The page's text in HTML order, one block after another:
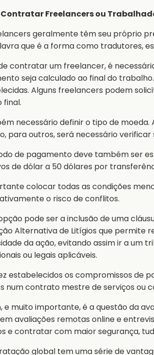
Freelancers ou
geralmente têm seu próprio
que é a forma como tradutores,
contratar um freelancer, é
seja calculado ao final do
Alguns freelancers podem
final.
necessário definir o tipo de
para outros, será necessário
de pagamento deve também ser
de dólar a 50 dólares por
colocar todas as condições
o risco de conflitos.
pode ser a inclusão de uma
Alternativa de Litígios que permite
da ação, evitando assim ir a um
ou legais aplicáveis.
estabelecidos os compromissos de
num contrato mestre de serviços ou
e muito importante, é a questão da
avaliações remotas online e
e contratar com maior segurança,
global tem uma série de